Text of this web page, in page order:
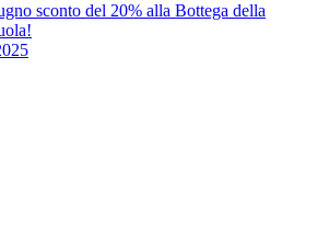
sconto del 20% alla Bottega della